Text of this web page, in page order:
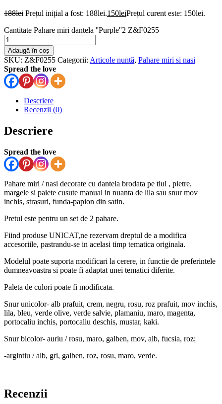
188lei Prețul inițial a fost: 188lei.150leiPrețul curent este: 150lei.
Cantitate Pahare miri dantela ''Purple''2 Z&F0255
Adaugă în coș
SKU: Z&F0255 Categorii: Articole nuntă, Pahare miri si nasi
Spread the love
Descriere
Recenzii (0)
Descriere
Spread the love
Pahare miri / nasi decorate cu dantela brodata pe tiul , pietre,
margele si paiete cusute manual in nuanta de lila sau snur mov
inchis, strasuri, funda-papion din satin.
Pretul este pentru un set de 2 pahare.
Fiind produse UNICAT,ne rezervam dreptul de a modifica
accesoriile, pastrandu-se in acelasi timp tematica originala.
Modelul poate suporta modificari la cerere, in functie de preferintele
dumneavoastra si poate fi adaptat unei tematici diferite.
Paleta de culori poate fi modificata.
Snur unicolor- alb prafuit, crem, negru, rosu, roz prafuit, mov inchis,
lila, bleu, verde olive, verde salvie, plamaniu, maro, magenta,
portocaliu inchis, portocaliu deschis, mustar, kaki.
Snur bicolor- auriu / rosu, maro, galben, mov, alb, fucsia, roz;
-argintiu / alb, gri, galben, roz, rosu, maro, verde.
Recenzii